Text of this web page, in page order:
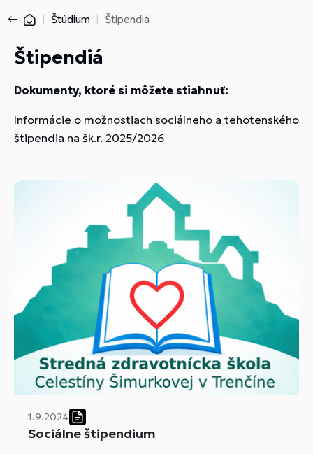
Štúdium Štipendiá
Štipendiá
Dokumenty, ktoré si môžete stiahnuť:
Informácie o možnostiach sociálneho a tehotenského
štipendia na šk.r. 2025/2026
1.9.2024
Sociálne štipendium